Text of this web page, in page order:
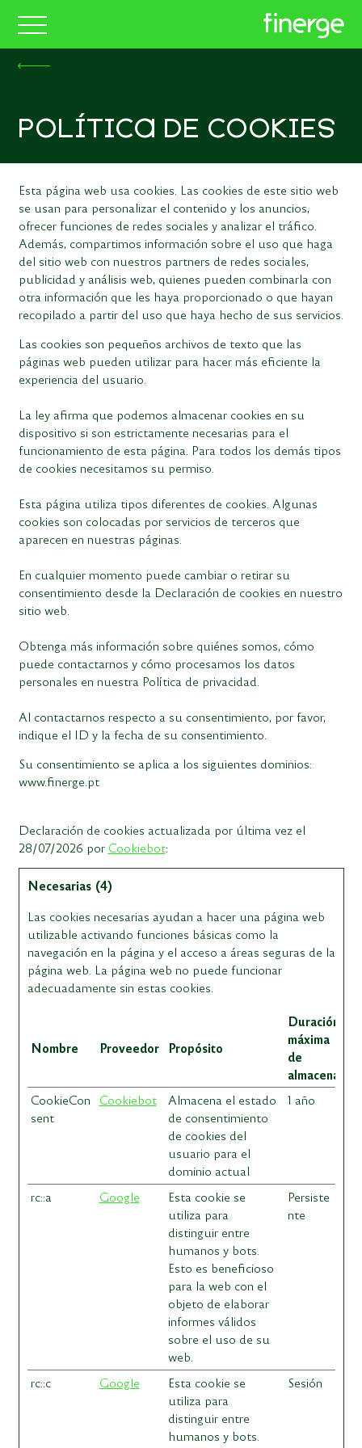
POLÍTICA DE COOKIES
Esta página web usa cookies. Las cookies de este sitio web
se usan para personalizar el contenido y los anuncios,
ofrecer funciones de redes sociales y analizar el tráfico.
Además, compartimos información sobre el uso que haga
del sitio web con nuestros partners de redes sociales,
publicidad y análisis web, quienes pueden combinarla con
otra información que les haya proporcionado o que hayan
recopilado a partir del uso que haya hecho de sus servicios.
Las cookies son pequeños archivos de texto que las
páginas web pueden utilizar para hacer más eficiente la
experiencia del usuario.
La ley afirma que podemos almacenar cookies en su
dispositivo si son estrictamente necesarias para el
funcionamiento de esta página. Para todos los demás tipos
de cookies necesitamos su permiso.
Esta página utiliza tipos diferentes de cookies. Algunas
cookies son colocadas por servicios de terceros que
aparecen en nuestras páginas.
En cualquier momento puede cambiar o retirar su
consentimiento desde la Declaración de cookies en nuestro
sitio web.
Obtenga más información sobre quiénes somos, cómo
puede contactarnos y cómo procesamos los datos
personales en nuestra Política de privacidad.
Al contactarnos respecto a su consentimiento, por favor,
indique el ID y la fecha de su consentimiento.
Su consentimiento se aplica a los siguientes dominios:
www.finerge.pt
Declaración de cookies actualizada por última vez el
28/07/2026 por Cookiebot:
Necesarias (4)
Las cookies necesarias ayudan a hacer una página web
utilizable activando funciones básicas como la
navegación en la página y el acceso a áreas seguras de la
página web. La página web no puede funcionar
adecuadamente sin estas cookies.
Nombre Proveedor Propósito
Duración
máxima
de
CookieCon
sent
Cookiebot
Almacena el estado
de consentimiento
de cookies del
usuario para el
dominio actual
1 año
rc::a Google
Esta cookie se
utiliza para
distinguir entre
humanos y bots.
Esto es beneficioso
para la web con el
objeto de elaborar
informes válidos
sobre el uso de su
web.
Persiste
nte
rc::c Google
Esta cookie se
utiliza para
distinguir entre
humanos y bots.
Sesión